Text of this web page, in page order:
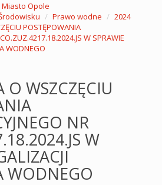
Miasto Opole
Prawo wodne
2024
POSTĘPOWANIA
W SPRAWIE
WODNEGO
O WSZCZĘCIU
NR
W
WODNEGO